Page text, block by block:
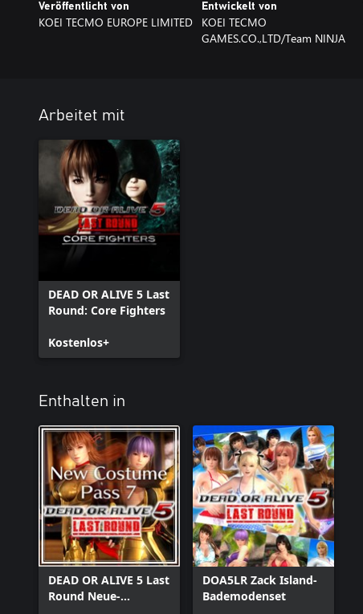
Veröffentlicht von
KOEI TECMO EUROPE LIMITED
Entwickelt von
KOEI TECMO
GAMES.CO.,LTD/Team NINJA
Arbeitet mit
DEAD OR ALIVE 5 Last
Round: Core Fighters
Kostenlos+
Enthalten in
DEAD OR ALIVE 5 Last
Round Neue-
DOA5LR Zack Island-
Bademodenset